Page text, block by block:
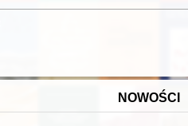
NOWOŚCI